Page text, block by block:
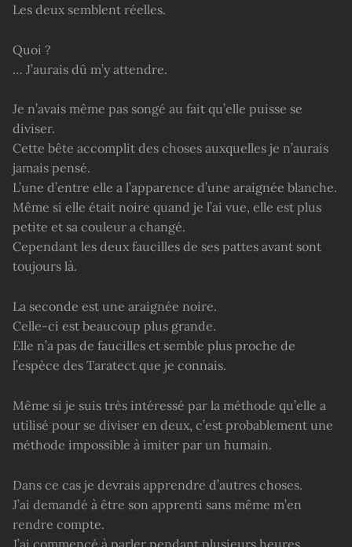
Les deux semblent réelles.
Quoi ?
… J’aurais dû m’y attendre.
Je n’avais même pas songé au fait qu’elle puisse se
diviser.
Cette bête accomplit des choses auxquelles je n’aurais
jamais pensé.
L’une d’entre elle a l’apparence d’une araignée blanche.
Même si elle était noire quand je l’ai vue, elle est plus
petite et sa couleur a changé.
Cependant les deux faucilles de ses pattes avant sont
toujours là.
La seconde est une araignée noire.
Celle-ci est beaucoup plus grande.
Elle n’a pas de faucilles et semble plus proche de
l’espèce des Taratect que je connais.
Même si je suis très intéressé par la méthode qu’elle a
utilisé pour se diviser en deux, c’est probablement une
méthode impossible à imiter par un humain.
Dans ce cas je devrais apprendre d’autres choses.
J’ai demandé à être son apprenti sans même m’en
rendre compte.